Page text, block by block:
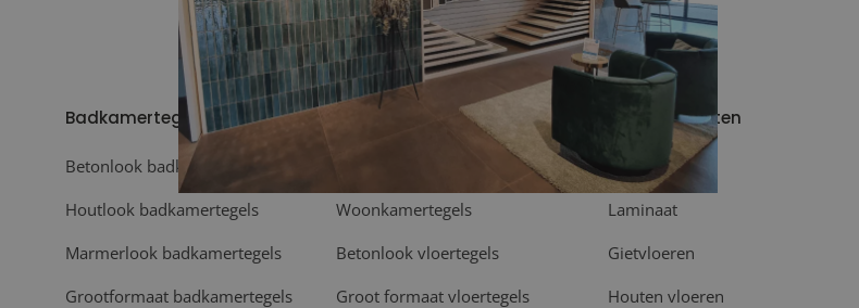
Badkamertegels
Betonlook badkamertegels
Houtlook badkamertegels
Marmerlook badkamertegels
Grootformaat badkamertegels
Woonkamertegels
Betonlook vloertegels
Groot formaat vloertegels
Meer producten
Plinten
Laminaat
Gietvloeren
Houten vloeren